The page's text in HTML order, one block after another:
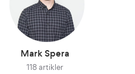
Mark Spera
118 artikler